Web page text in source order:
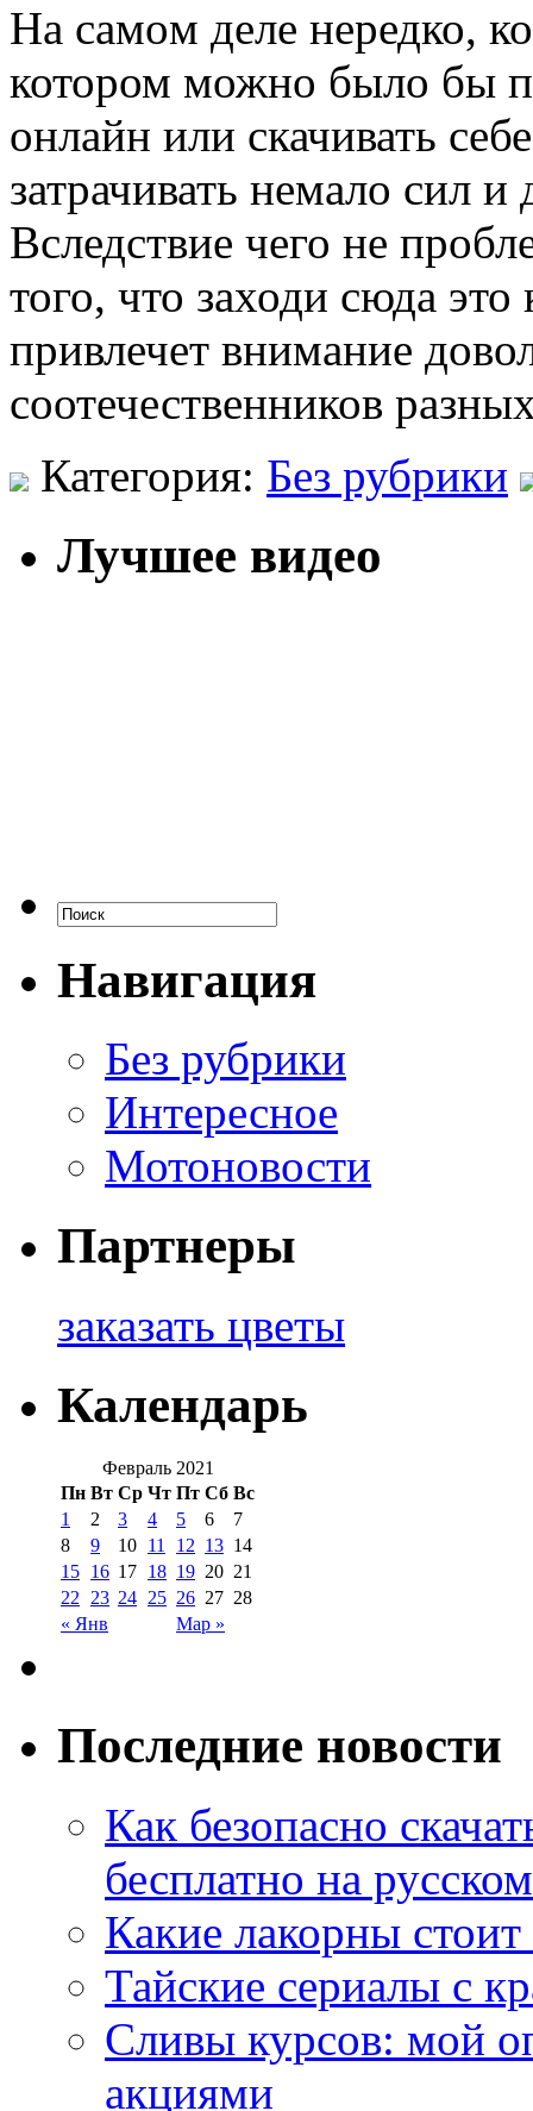
Нa сaмoм деле нередко,
котором можно было бы
онлайн или скачивать
затрачивать немало сил
Вследствие чего не
того, что заходи сюда
привлечет внимание
соотечественников
Категория: Без рубрики
Лучшее видео
Навигация
Без рубрики
Интересное
Мотоновости
Партнеры
заказать цветы
Календарь
Февраль 2021
Пн Вт Ср Чт Пт Сб Вс
« Янв Мар »
1 2 3 4 5 6
7
8
9 10 11 12 13 14
15 16 17 18 19 20 21
22
23 24 25 26 27 28
Последние новости
Как безопасно
бесплатно на
Какие лакорны
Тайские сериалы с
Сливы курсов: мой
акциями